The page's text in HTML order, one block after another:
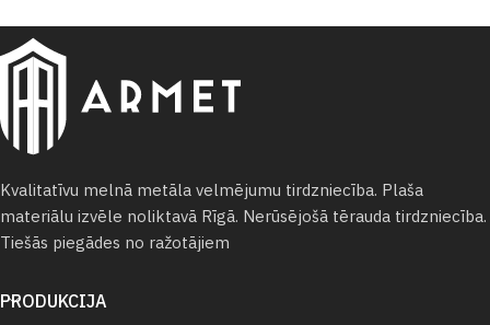
Kvalitatīvu melnā metāla velmējumu tirdzniecība. Plaša
materiālu izvēle noliktavā Rīgā. Nerūsējošā tērauda tirdzniecība.
Tiešās piegādes no ražotājiem
PRODUKCIJA